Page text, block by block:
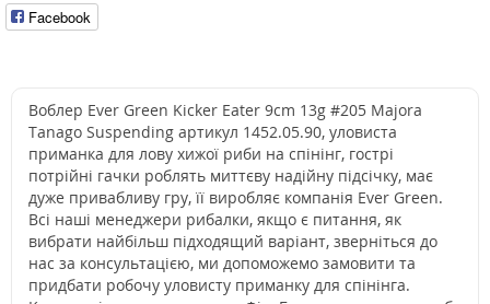
Facebook
Воблер Ever Green Kicker Eater 9cm 13g #205 Majora
Tanago Suspending артикул 1452.05.90, уловиста
приманка для лову хижої риби на спінінг, гострі
потрійні гачки роблять миттєву надійну підсічку, має
дуже привабливу гру, її виробляє компанія Ever Green.
Всі наші менеджери рибалки, якщо є питання, як
вибрати найбільш підходящий варіант, зверніться до
нас за консультацією, ми допоможемо замовити та
придбати робочу уловисту приманку для спінінга.